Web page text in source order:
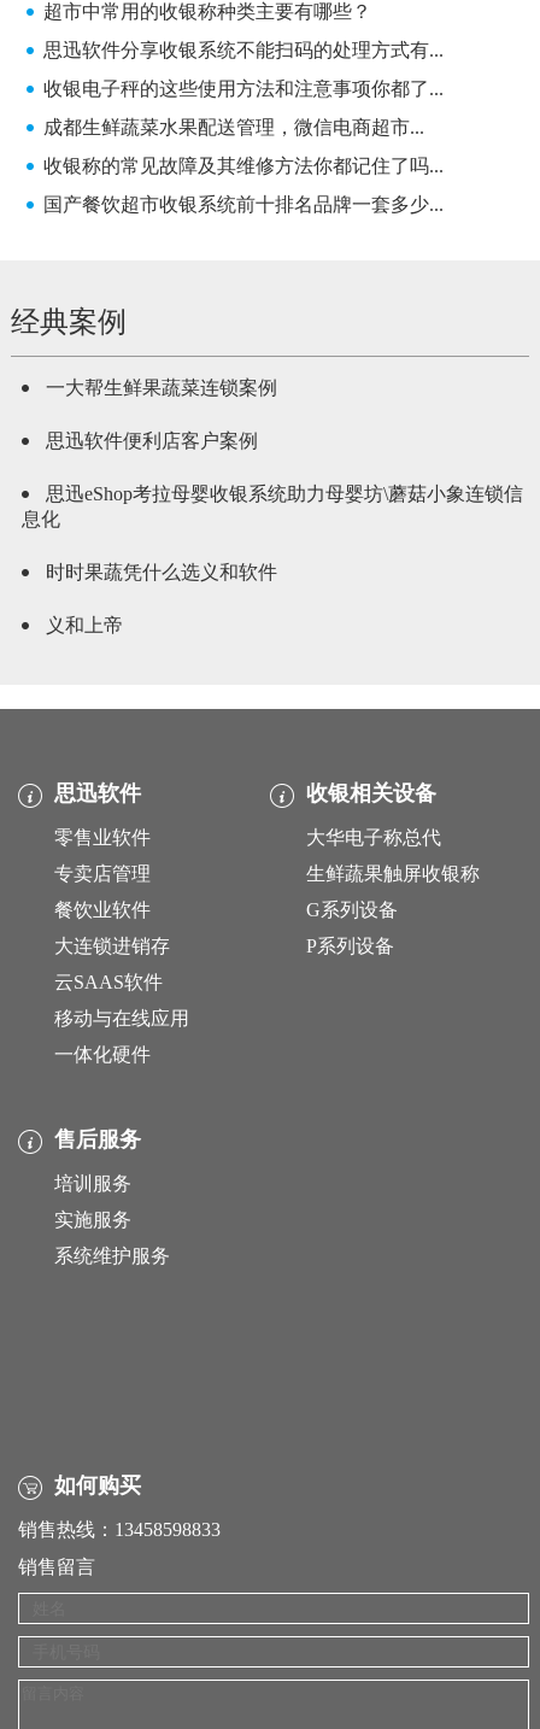
超市中常用的收银称种类主要有哪些？
思迅软件分享收银系统不能扫码的处理方式有...
收银电子秤的这些使用方法和注意事项你都了...
成都生鲜蔬菜水果配送管理，微信电商超市...
收银称的常见故障及其维修方法你都记住了吗...
国产餐饮超市收银系统前十排名品牌一套多少...
经典案例
一大帮生鲜果蔬菜连锁案例
思迅软件便利店客户案例
思迅eShop考拉母婴收银系统助力母婴坊\蘑菇小象连锁信
息化
时时果蔬凭什么选义和软件
义和上帝
思迅软件
零售业软件
专卖店管理
餐饮业软件
大连锁进销存
云SAAS软件
移动与在线应用
一体化硬件
收银相关设备
大华电子称总代
生鲜蔬果触屏收银称
G系列设备
P系列设备
售后服务
培训服务
实施服务
系统维护服务
如何购买
销售热线：13458598833
销售留言